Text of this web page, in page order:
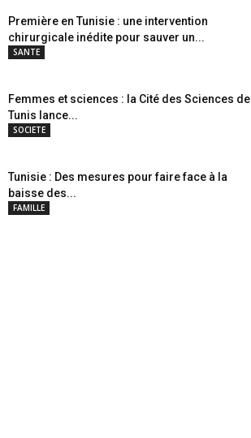
Première en Tunisie : une intervention
chirurgicale inédite pour sauver un...
SANTE
Femmes et sciences : la Cité des Sciences de
Tunis lance...
SOCIETE
Tunisie : Des mesures pour faire face à la
baisse des...
FAMILLE